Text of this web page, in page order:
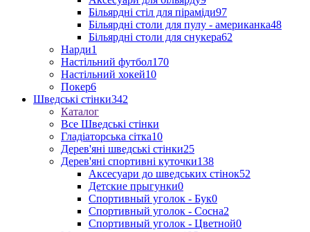
Більярдні стіл для піраміди97
Більярдні столи для пулу - американка48
Більярдні столи для снукера62
Нарди1
Настільний футбол170
Настільний хокей10
Покер6
Шведські стінки342
Каталог
Все Шведські стінки
Гладіаторська сітка10
Дерев'яні шведські стінки25
Дерев'яні спортивні куточки138
Аксесуари до шведських стінок52
Детские прыгунки0
Спортивный уголок - Бук0
Спортивный уголок - Сосна2
Спортивный уголок - Цветной0